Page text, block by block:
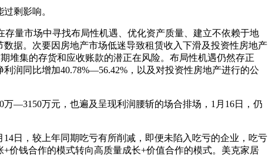
剩影响。
量市场中寻找布局性机遇、优化资产质量、建立不依赖于地
据。次要因房地产市场低迷导致租赁收入下滑及投资性房地产
堆集的存货和应收账款的潜正在风险。布局性机遇仍然存正
润同比增加40.78%—56.42%，以及对投资性房地产进行的公
—3150万元，也遍及呈现利润腰斩的场合排场，1月16日，仍
日，较上年同期吃亏有所削减，即便未陷入吃亏的企业，吃亏
价钱合作的模式转向高质量成长+价值合作的模式。美克家居